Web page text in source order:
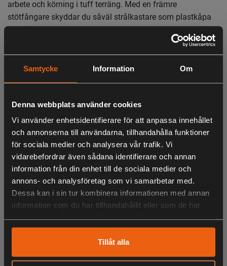
Samtycke Information Om
Denna webbplats använder cookies
Vi använder enhetsidentifierare för att anpassa innehållet
och annonserna till användarna, tillhandahålla funktioner
för sociala medier och analysera vår trafik. Vi
vidarebefordrar även sådana identifierare och annan
information från din enhet till de sociala medier och
annons- och analysföretag som vi samarbetar med.
Dessa kan i sin tur kombinera informationen med annan
information som du har tillhandahållit eller som de har
Tillåt alla
arbete och körning i tuff terräng. Med en främre
stötfångare skyddar du såväl strålkastare som plastkåpa
mot skador samtidigt som det ger din ATV ett tuffare och
aggressivare utseende. Här får du fullt täckningsskydd
med maximalt skydd!
Denna stötfångare är specialanpassad till främre delen av
CFORCE 850XC och kommer från RIVAL Powersports.
Tillverkad i slagtåligt stål med slitstarkt pulverlack.
Stötfångaren monteras enkelt och har dessutom en
integrerad monteringsplatta för vinsch samt integrerade
monteringsplatser för tillbehörsbelysning.
Monteringsanvisning medföljer.
LIKNANDE PRODUKTER
KÖPS OFTA TILLSAMMANS